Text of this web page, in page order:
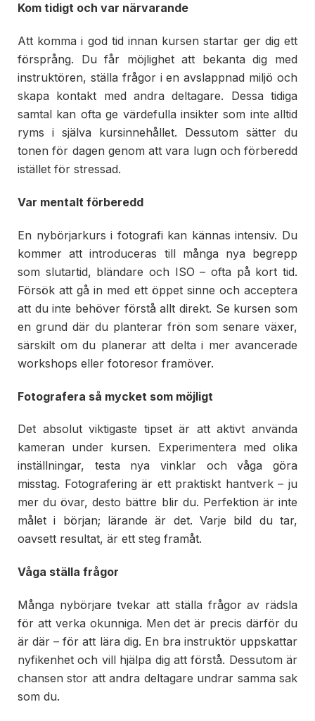
Kom tidigt och var närvarande
Att komma i god tid innan kursen startar ger dig ett
försprång. Du får möjlighet att bekanta dig med
instruktören, ställa frågor i en avslappnad miljö och
skapa kontakt med andra deltagare. Dessa tidiga
samtal kan ofta ge värdefulla insikter som inte alltid
ryms i själva kursinnehållet. Dessutom sätter du
tonen för dagen genom att vara lugn och förberedd
istället för stressad.
Var mentalt förberedd
En nybörjarkurs i fotografi kan kännas intensiv. Du
kommer att introduceras till många nya begrepp
som slutartid, bländare och ISO – ofta på kort tid.
Försök att gå in med ett öppet sinne och acceptera
att du inte behöver förstå allt direkt. Se kursen som
en grund där du planterar frön som senare växer,
särskilt om du planerar att delta i mer avancerade
workshops eller fotoresor framöver.
Fotografera så mycket som möjligt
Det absolut viktigaste tipset är att aktivt använda
kameran under kursen. Experimentera med olika
inställningar, testa nya vinklar och våga göra
misstag. Fotografering är ett praktiskt hantverk – ju
mer du övar, desto bättre blir du. Perfektion är inte
målet i början; lärande är det. Varje bild du tar,
oavsett resultat, är ett steg framåt.
Våga ställa frågor
Många nybörjare tvekar att ställa frågor av rädsla
för att verka okunniga. Men det är precis därför du
är där – för att lära dig. En bra instruktör uppskattar
nyfikenhet och vill hjälpa dig att förstå. Dessutom är
chansen stor att andra deltagare undrar samma sak
som du.